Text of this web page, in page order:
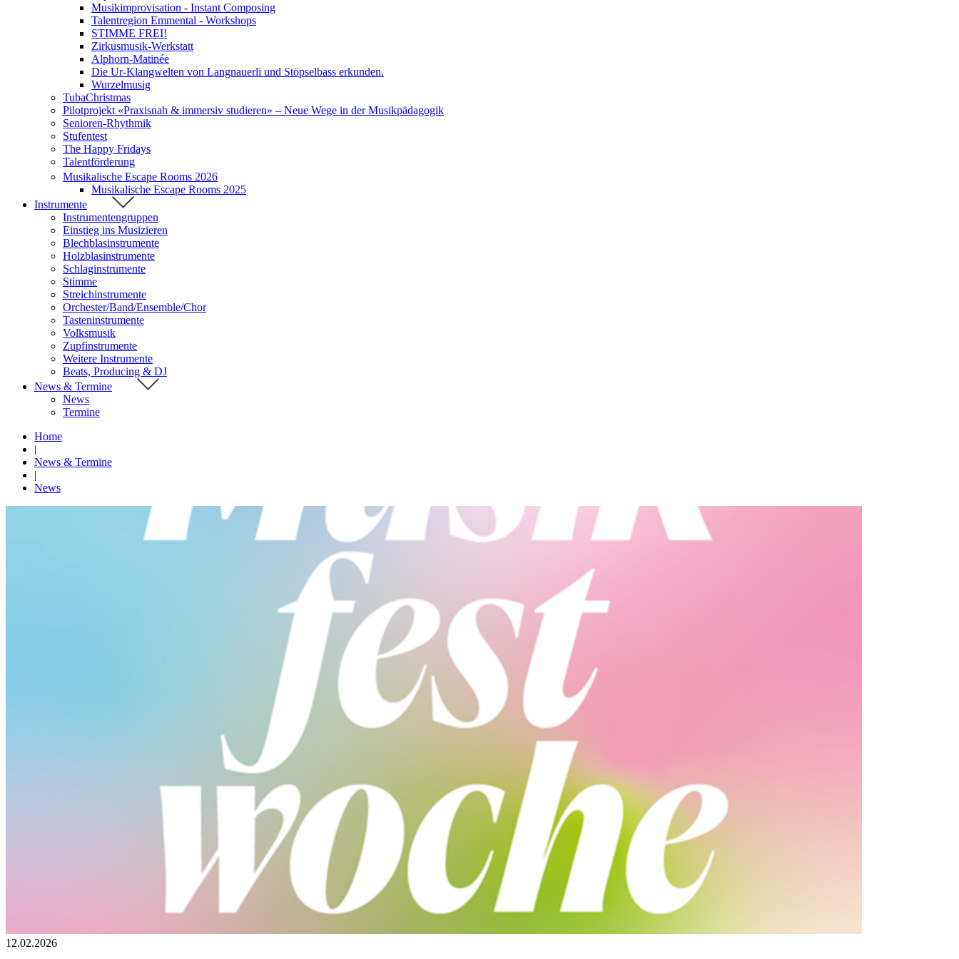
Musikimprovisation - Instant Composing
Talentregion Emmental - Workshops
STIMME FREI!
Zirkusmusik-Werkstatt
Alphorn-Matinée
Die Ur-Klangwelten von Langnauerli und Stöpselbass erkunden.
Wurzelmusig
TubaChristmas
Pilotprojekt «Praxisnah & immersiv studieren» – Neue Wege in der Musikpädagogik
Senioren-Rhythmik
Stufentest
The Happy Fridays
Talentförderung
Musikalische Escape Rooms 2026
Musikalische Escape Rooms 2025
Instrumente
Instrumentengruppen
Einstieg ins Musizieren
Blechblasinstrumente
Holzblasinstrumente
Schlaginstrumente
Stimme
Streichinstrumente
Orchester/Band/Ensemble/Chor
Tasteninstrumente
Volksmusik
Zupfinstrumente
Weitere Instrumente
Beats, Producing & DJ
News & Termine
News
Termine
Home
News & Termine
News
12.02.2026